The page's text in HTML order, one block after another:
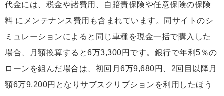
代金には、税金や諸費用、自賠責保険や任意保険の保険
料 にメンテナンス費用も含まれています。同サイトのシ
ミュレーションによると同じ車種を現金一括で購入した
場合、月額換算すると6万3,300円です。銀行で年利5％の
ローンを組んだ場合は、初回月6万9,680円、2回目以降月
額6万9,200円となりサブスクリプションを利用したほう